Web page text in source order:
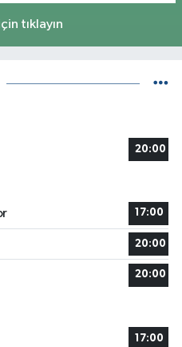
tıklayın
20:00
17:00
20:00
20:00
17:00